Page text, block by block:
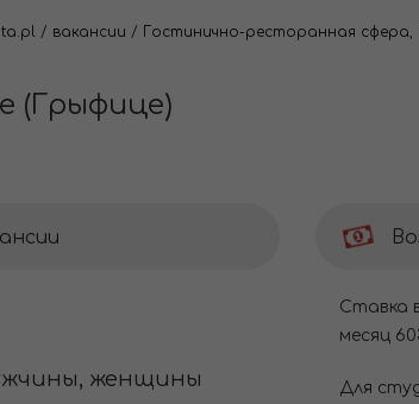
/ вакансии / Гостинично-ресторанная сфера,
(Грыфице)
женщины
Ставка
месяц
Для